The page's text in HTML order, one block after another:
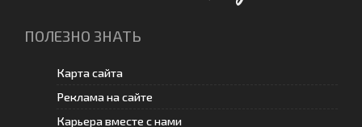
ПОЛЕЗНО ЗНАТЬ
Карта сайта
Реклама на сайте
Карьера вместе с нами